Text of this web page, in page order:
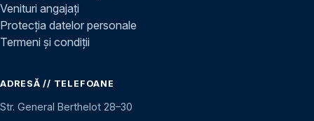
Venituri angajați
Protecția datelor personale
Termeni și condiții
ADRESĂ // TELEFOANE
Str. General Berthelot 28–30